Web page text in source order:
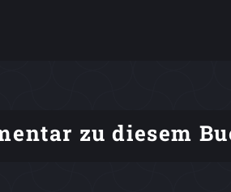
zu diesem